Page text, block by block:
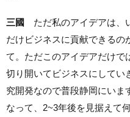
三國 ただ私のアイデアは、
だけビジネスに貢献できるの
て。ただこのアイデアだけで
切り開いてビジネスにしてい
究開発なので普段静岡にいま
なって、2~3年後を見据えて